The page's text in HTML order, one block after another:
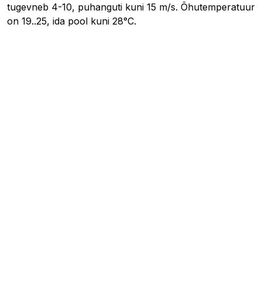
tugevneb 4-10, puhanguti kuni 15 m/s. Õhutemperatuur
on 19..25, ida pool kuni 28°C.